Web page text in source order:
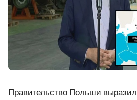
Правительство Польши